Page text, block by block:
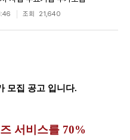
조회 21,640
모집 공고 입니다.
서비스를 70%